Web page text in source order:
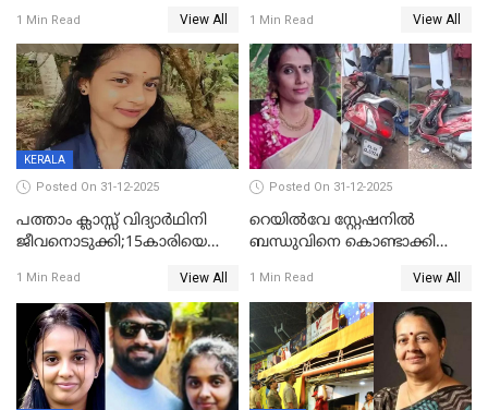
സംഭവം കൈതപ്പൊയിലില്‍
1 Min Read View All 1 Min Read View All
KERALA
Posted On 31-12-2025
പത്താം ക്ലാസ്സ് വിദ്യാര്‍ഥിനി
ജീവനൊടുക്കി;15കാരിയെ
കിടപ്പുമുറിയില്‍ തൂങ്ങി മരിച്ച
നിലയിൽ
1 Min Read View All
Posted On 31-12-2025
റെയിൽവേ സ്റ്റേഷനിൽ
ബന്ധുവിനെ കൊണ്ടാക്കി
ലോറി സ്കൂട്ടറിൽ ഇടിച്ചു :
യുവതിക്ക് ദാരുണാന്ത്യം
1 Min Read View All